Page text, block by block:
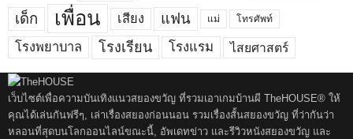
เด็ก
เพื่อน เสียง แฟน แม่ โทรศัพท์
โรงพยาบาล โรงเรียน โรงแรม ไสยศาสตร์
เว็บไซต์เพื่อความบันเทิงแนวสยองขวัญ ที่รวมเอาเกมบ้านผี TheHOUSE® ให้
คุณได้เล่นกันฟรีๆ, เล่าเรื่องสยองก่อนนอน รวมเรื่องสั้นสยองขวัญ ที่ว่ากันว่า
หลอนที่สุดบนโลกออนไลน์ขณะนี้, อัพเดทข่าว และรีวิวหนังสยองขวัญ และ